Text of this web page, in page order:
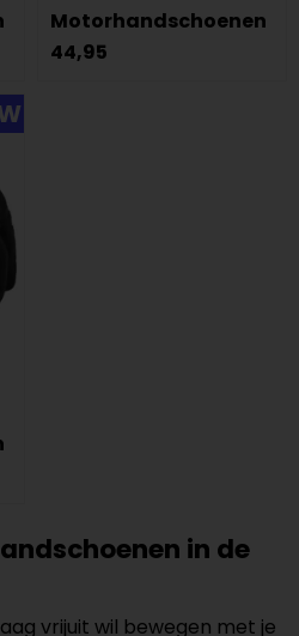
Motorhandschoenen
44,95
in de
vrijuit wil bewegen met je